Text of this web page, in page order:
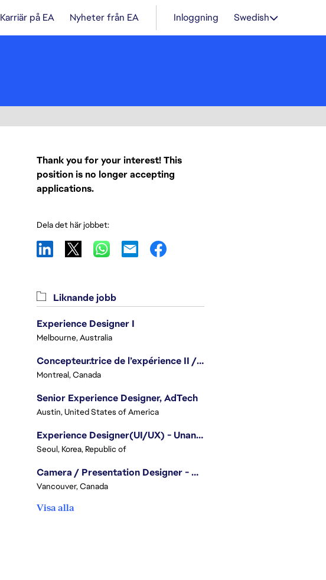
Karriär på EA Nyheter från EA Inloggning Swedish
Thank you for your interest! This
position is no longer accepting
applications.
Dela det här jobbet:
Liknande jobb
Experience Designer I
Melbourne, Australia
Concepteur.trice de l’expérience II / Experience Designer II
Montreal, Canada
Senior Experience Designer, AdTech
Austin, United States of America
Experience Designer(UI/UX) - Unannounced Project
Seoul, Korea, Republic of
Camera / Presentation Designer - American Football
Vancouver, Canada
Visa alla